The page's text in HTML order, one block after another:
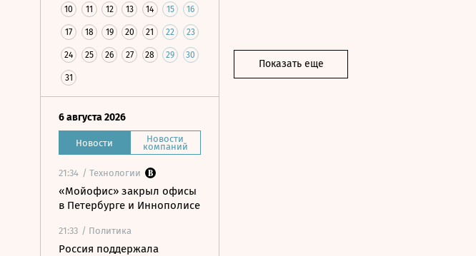
10 11 12 13 14 15 16
17 18 19 20 21 22 23
24 25 26 27 28 29 30
31
6 августа 2026
Новости Новости
компаний
21:34 / Технологии
«Мойофис» закрыл офисы
в Петербурге и Иннополисе
21:33 / Политика
Россия поддержала
Показать еще